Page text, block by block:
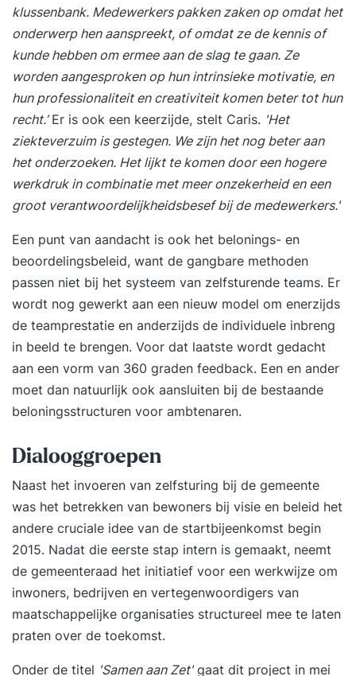
klussenbank. Medewerkers pakken zaken op omdat het
onderwerp hen aanspreekt, of omdat ze de kennis of
kunde hebben om ermee aan de slag te gaan. Ze
worden aangesproken op hun intrinsieke motivatie, en
hun professionaliteit en creativiteit komen beter tot hun
recht.’Er is ook een keerzijde, stelt Caris. 'Het
ziekteverzuim is gestegen. We zijn het nog beter aan
het onderzoeken. Het lijkt te komen door een hogere
werkdruk in combinatie met meer onzekerheid en een
groot verantwoordelijkheidsbesef bij de medewerkers.'
Een punt van aandacht is ook het belonings- en
beoordelingsbeleid, want de gangbare methoden
passen niet bij het systeem van zelfsturende teams. Er
wordt nog gewerkt aan een nieuw model om enerzijds
de teamprestatie en anderzijds de individuele inbreng
in beeld te brengen. Voor dat laatste wordt gedacht
aan een vorm van 360 graden feedback. Een en ander
moet dan natuurlijk ook aansluiten bij de bestaande
beloningsstructuren voor ambtenaren.
Dialooggroepen
Naast het invoeren van zelfsturing bij de gemeente
was het betrekken van bewoners bij visie en beleid het
andere cruciale idee van de startbijeenkomst begin
2015. Nadat die eerste stap intern is gemaakt, neemt
de gemeenteraad het initiatief voor een werkwijze om
inwoners, bedrijven en vertegenwoordigers van
maatschappelijke organisaties structureel mee te laten
praten over de toekomst.
Onder de titel 'Samen aan Zet'gaat dit project in mei